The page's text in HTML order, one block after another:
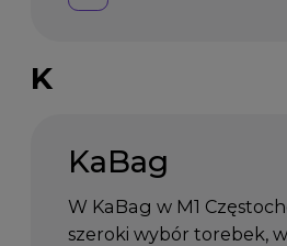
K
KaBag
W KaBag w M1
szeroki wybór torebek,